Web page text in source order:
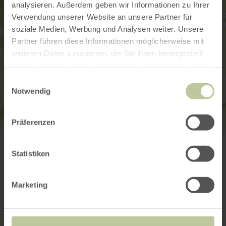
analysieren. Außerdem geben wir Informationen zu Ihrer
Verwendung unserer Website an unsere Partner für
soziale Medien, Werbung und Analysen weiter. Unsere
Partner führen diese Informationen möglicherweise mit
weiteren Daten zusammen, die Sie ihnen bereitgestellt
Notwendig
Präferenzen
Statistiken
Marketing
54675 Körperich
Anreise planen